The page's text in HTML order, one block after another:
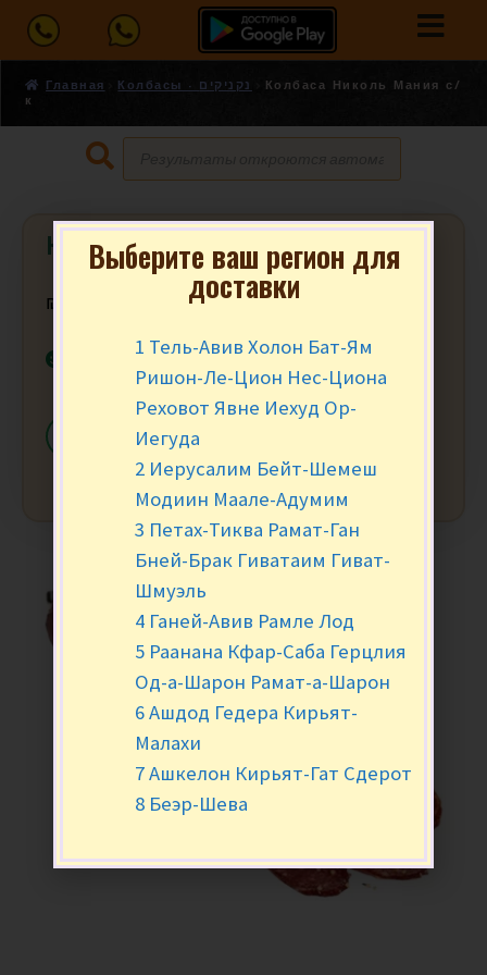
Главная Колбасы - נקניקים
Колбаса Николь Мания с/
к
Колбаса Николь Мания с/к
₪ за 100 гр.
В наличии
+
Выберите ваш регион для
доставки
1 Тель-Авив Холон Бат-Ям
Ришон-Ле-Цион Нес-Циона
Реховот Явне Иехуд Ор-
Иегуда
2 Иерусалим Бейт-Шемеш
Модиин Маале-Адумим
3 Петах-Тиква Рамат-Ган
Бней-Брак Гиватаим Гиват-
Шмуэль
4 Ганей-Авив Рамле Лод
5 Раанана Кфар-Саба Герцлия
Од-а-Шарон Рамат-а-Шарон
6 Ашдод Гедера Кирьят-
Малахи
7 Ашкелон Кирьят-Гат Сдерот
8 Беэр-Шева